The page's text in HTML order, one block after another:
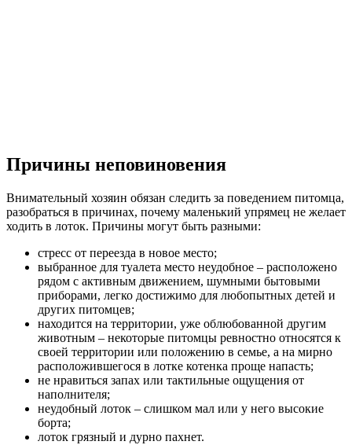
Причины неповиновения
Внимательный хозяин обязан следить за поведением питомца,
разобраться в причинах, почему маленький упрямец не желает
ходить в лоток. Причины могут быть разными:
стресс от переезда в новое место;
выбранное для туалета место неудобное – расположено
рядом с активным движением, шумными бытовыми
приборами, легко достижимо для любопытных детей и
других питомцев;
находится на территории, уже облюбованной другим
животным – некоторые питомцы ревностно относятся к
своей территории или положению в семье, а на мирно
расположившегося в лотке котенка проще напасть;
не нравиться запах или тактильные ощущения от
наполнителя;
неудобный лоток – слишком мал или у него высокие
борта;
лоток грязный и дурно пахнет.